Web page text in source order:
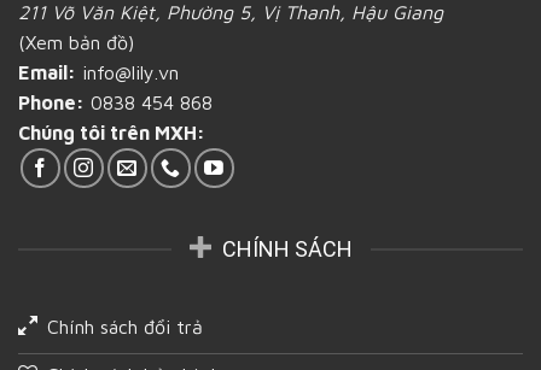
chứa
211 Võ Văn Kiệt, Phường 5, Vị Thanh, Hậu Giang
(Xem bản đồ)
Email: info@lily.vn
Phone: 0838 454 868
Chúng tôi trên MXH:
CHÍNH SÁCH
Chính sách đổi trả